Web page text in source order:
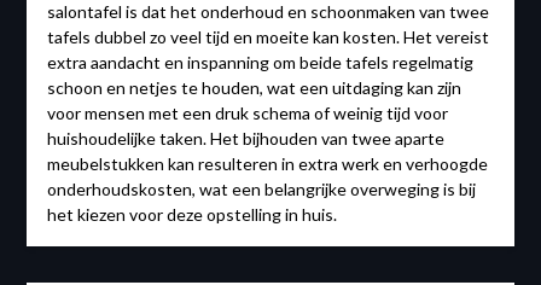
salontafel is dat het onderhoud en schoonmaken van twee
tafels dubbel zo veel tijd en moeite kan kosten. Het vereist
extra aandacht en inspanning om beide tafels regelmatig
schoon en netjes te houden, wat een uitdaging kan zijn
voor mensen met een druk schema of weinig tijd voor
huishoudelijke taken. Het bijhouden van twee aparte
meubelstukken kan resulteren in extra werk en verhoogde
onderhoudskosten, wat een belangrijke overweging is bij
het kiezen voor deze opstelling in huis.